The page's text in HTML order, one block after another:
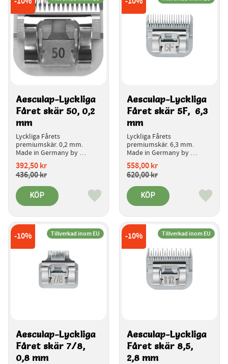
Aesculap-Lyckliga
Fåret skär 50, 0,2
mm
Lyckliga Fårets
premiumskär. 0,2 mm.
Made in Germany by
aesculap.
Introduktionspris.
392,50kr
436,00kr
Lägg till i favoriter
KÖP
Aesculap-Lyckliga
Fåret skär 5F,  6,3
mm
Lyckliga Fårets
premiumskär. 6,3 mm.
Made in Germany by
aesculap.
Introduktionspris.
558,00kr
620,00kr
Lägg
KÖP
Aesculap-Lyckliga
Fåret skär 7/8,
0,8 mm
10% Tillverkad inom EU
Aesculap-Lyckliga
Fåret skär 8,5,
2,8 mm
10% Tillverkad inom EU